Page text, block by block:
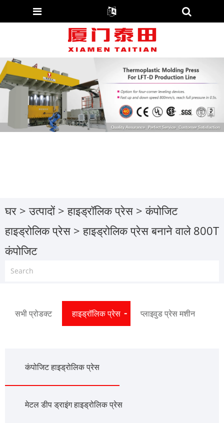
घर > उत्पादों>हाइड्रॉलिक प्रेस >कंपोजिट
हाइड्रोलिक प्रेस > हाइड्रोलिक प्रेस बनाने वाले 800T
कंपोजिट
सभी प्रोडक्ट हाइड्रॉलिक प्रेस प्लाइवुड प्रेस मशीन
कंपोजिट हाइड्रोलिक प्रेस
मेटल डीप ड्राइंग हाइड्रोलिक प्रेस